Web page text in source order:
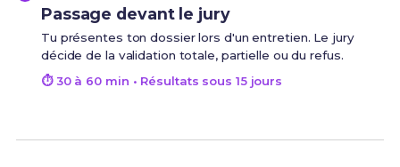
Passage devant le jury
Tu présentes ton dossier lors d'un entretien. Le jury
décide de la validation totale, partielle ou du refus.
⏱ 30 à 60 min • Résultats sous 15 jours